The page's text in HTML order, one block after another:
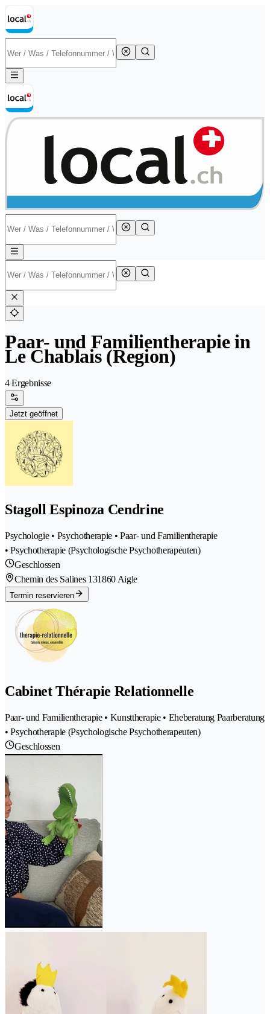
Paar- und Familientherapie in
Le Chablais (Region)
4 Ergebnisse
Jetzt geöffnet
Stagoll Espinoza Cendrine
Psychologie • Psychotherapie • Paar- und Familientherapie
• Psychotherapie (Psychologische Psychotherapeuten)
Geschlossen
Chemin des Salines 131860 Aigle
Termin reservieren
Cabinet Thérapie Relationnelle
Paar- und Familientherapie • Kunsttherapie • Eheberatung Paarberatung
• Psychotherapie (Psychologische Psychotherapeuten)
Geschlossen